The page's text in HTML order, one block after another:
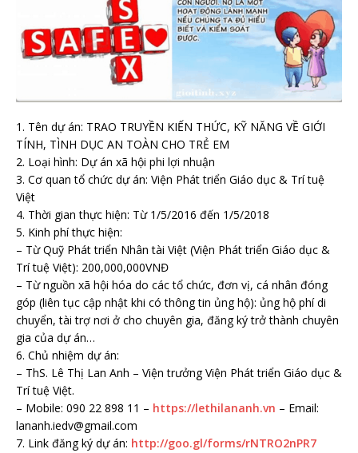
1. Tên dự án: TRAO TRUYỀN KIẾN THỨC, KỸ NĂNG VỀ GIỚI
TÍNH, TÌNH DỤC AN TOÀN CHO TRẺ EM
2. Loại hình: Dự án xã hội phi lợi nhuận
3. Cơ quan tổ chức dự án: Viện Phát triển Giáo dục & Trí tuệ
Việt
4. Thời gian thực hiện: Từ 1/5/2016 đến 1/5/2018
5. Kinh phí thực hiện:
– Từ Quỹ Phát triển Nhân tài Việt (Viện Phát triển Giáo dục &
Trí tuệ Việt): 200,000,000VNĐ
– Từ nguồn xã hội hóa do các tổ chức, đơn vị, cá nhân đóng
góp (liên tục cập nhật khi có thông tin ủng hộ): ủng hộ phí di
chuyển, tài trợ nơi ở cho chuyên gia, đăng ký trở thành chuyên
gia của dự án…
6. Chủ nhiệm dự án:
– ThS. Lê Thị Lan Anh – Viện trưởng Viện Phát triển Giáo dục &
Trí tuệ Việt.
– Mobile: 090 22 898 11 – https://lethilananh.vn – Email:
lananh.iedv@gmail.com
7. Link đăng ký dự án: http://goo.gl/forms/rNTRO2nPR7